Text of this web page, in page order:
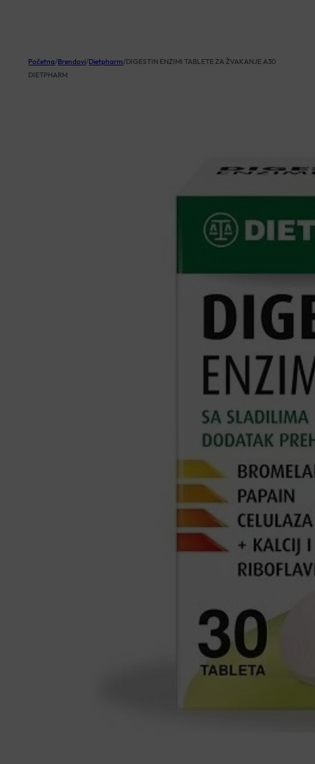
Početna/Brendovi/Dietpharm/DIGESTIN ENZIMI TABLETE ZA ŽVAKANJE A30
DIETPHARM